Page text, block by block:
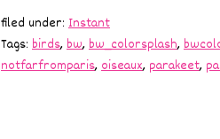
filed under: Instant
Tags: birds,bw,bw_colorsplash,
notfarfromparis,oiseaux, parakeet,